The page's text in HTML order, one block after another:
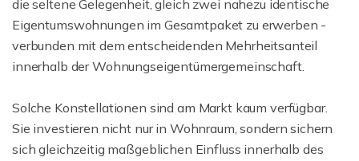
die seltene Gelegenheit, gleich zwei nahezu identische
Eigentumswohnungen im Gesamtpaket zu erwerben -
verbunden mit dem entscheidenden Mehrheitsanteil
innerhalb der Wohnungseigentümergemeinschaft.
Solche Konstellationen sind am Markt kaum verfügbar.
Sie investieren nicht nur in Wohnraum, sondern sichern
sich gleichzeitig maßgeblichen Einfluss innerhalb des